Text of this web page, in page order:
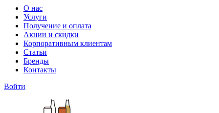
О нас
Услуги
Получение и оплата
Акции и скидки
Корпоративным клиентам
Статьи
Бренды
Контакты
Войти